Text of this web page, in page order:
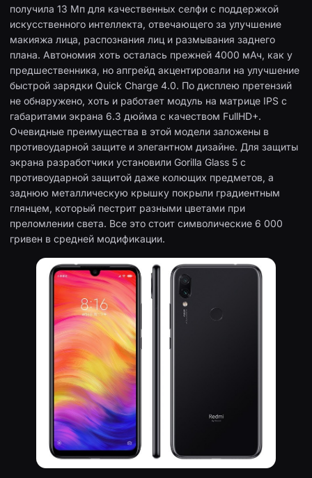
получила 13 Мп для качественных селфи с поддержкой
искусственного интеллекта, отвечающего за улучшение
макияжа лица, распознания лиц и размывания заднего
плана. Автономия хоть осталась прежней 4000 мАч, как у
предшественника, но апгрейд акцентировали на улучшение
быстрой зарядки Quick Charge 4.0. По дисплею претензий
не обнаружено, хоть и работает модуль на матрице IPS с
габаритами экрана 6.3 дюйма с качеством FullHD+.
Очевидные преимущества в этой модели заложены в
противоударной защите и элегантном дизайне. Для защиты
экрана разработчики установили Gorilla Glass 5 с
противоударной защитой даже колющих предметов, а
заднюю металлическую крышку покрыли градиентным
глянцем, который пестрит разными цветами при
преломлении света. Все это стоит символические 6 000
гривен в средней модификации.